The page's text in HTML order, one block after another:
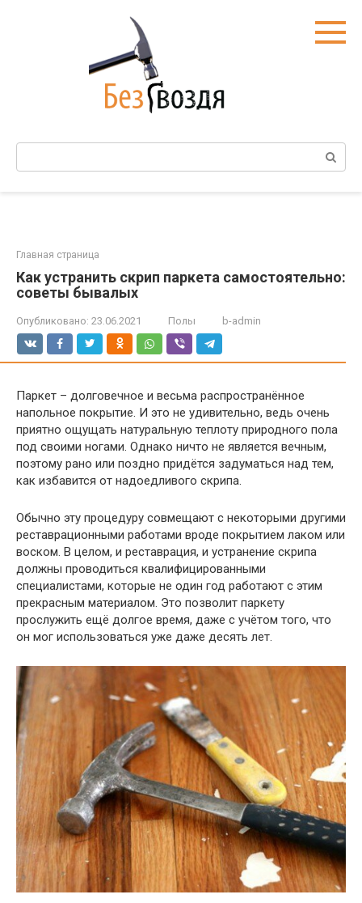
Поиск:
Главная страница
Как устранить скрип паркета самостоятельно:
советы бывалых
Опубликовано: 23.06.2021 Полы b-admin
Паркет – долговечное и весьма распространённое
напольное покрытие. И это не удивительно, ведь очень
приятно ощущать натуральную теплоту природного пола
под своими ногами. Однако ничто не является вечным,
поэтому рано или поздно придётся задуматься над тем,
как избавится от надоедливого скрипа.
Обычно эту процедуру совмещают с некоторыми другими
реставрационными работами вроде покрытием лаком или
воском. В целом, и реставрация, и устранение скрипа
должны проводиться квалифицированными
специалистами, которые не один год работают с этим
прекрасным материалом. Это позволит паркету
прослужить ещё долгое время, даже с учётом того, что
он мог использоваться уже даже десять лет.